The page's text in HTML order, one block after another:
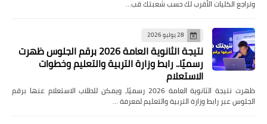
وتراجع الكليات الأقرب لك حسب شعبتك قب…
28 يوليو 2026
نتيجة الثانوية العامة 2026 برقم الجلوس ظهرت
رسميًا.. رابط وزارة التربية والتعليم وخطوات
الاستعلام
ظهرت نتيجة الثانوية العامة 2026 رسميًا، ويمكن للطلاب الاستعلام عنها برقم
الجلوس عبر رابط وزارة التربية والتعليم لمعرفة …